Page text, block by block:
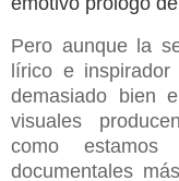
Pero aunque la
lírico e
demasiado bien
visuales
como
documentales